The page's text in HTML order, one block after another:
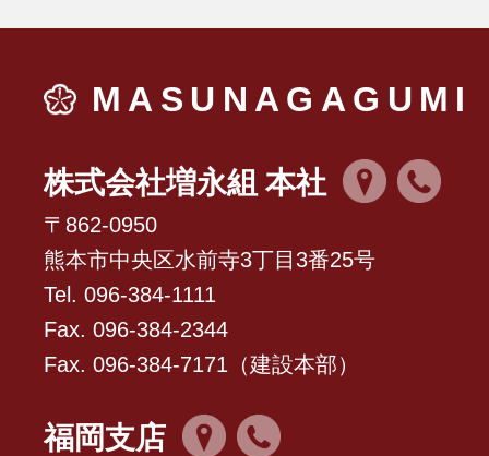
MASUNAGAGUMI
株式会社増永組 本社
〒862-0950
熊本市中央区水前寺3丁目3番25号
Tel. 096-384-1111
Fax. 096-384-2344
Fax. 096-384-7171（建設本部）
福岡支店